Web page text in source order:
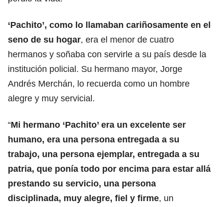
‘Pachito’, como lo llamaban cariñosamente en el
seno de su hogar, era el menor de cuatro
hermanos y soñaba con servirle a su país desde la
institución policial. Su hermano mayor, Jorge
Andrés Merchán, lo recuerda como un hombre
alegre y muy servicial.
“Mi hermano ‘Pachito’ era un excelente ser
humano, era una persona entregada a su
trabajo, una persona ejemplar, entregada a su
patria, que ponía todo por encima para estar allá
prestando su servicio, una persona
disciplinada, muy alegre, fiel y firme, un